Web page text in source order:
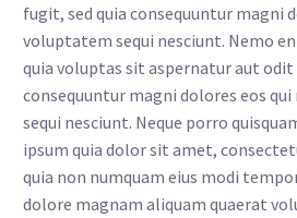
fugit, sed quia consequuntur magni
voluptatem sequi nesciunt. Nemo
quia voluptas sit aspernatur aut odit
consequuntur magni dolores eos
sequi nesciunt. Neque porro
ipsum quia dolor sit amet,
quia non numquam eius modi
dolore magnam aliquam quaerat